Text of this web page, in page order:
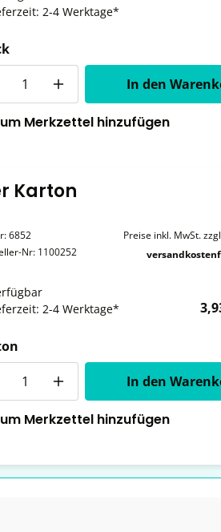
2-4 Werktage*
In den
Merkzettel hinzufügen
Karton
6852
Nr: 1100252
Preise inkl. MwSt.
2-4 Werktage*
In den
Merkzettel hinzufügen